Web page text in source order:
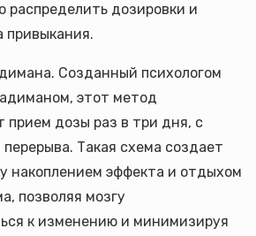
распределить дозировки и
привыкания.
Созданный психологом
этот метод
прием дозы раз в три дня, с
Такая схема создает
накоплением эффекта и отдыхом
позволяя мозгу
к изменению и минимизируя